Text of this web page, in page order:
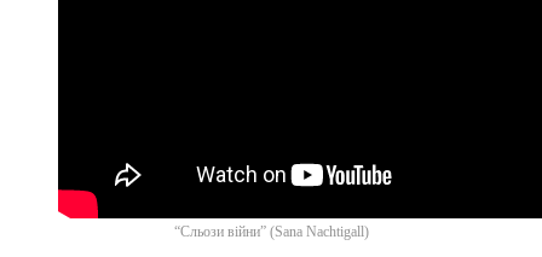
“Сльози війни” (Sana Nachtigall)